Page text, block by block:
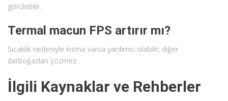
görülebilir.
Termal macun FPS artırır mı?
Sıcaklık nedeniyle kısma varsa yardımcı olabilir; diğer
darboğazları çözmez.
İlgili Kaynaklar ve Rehberler